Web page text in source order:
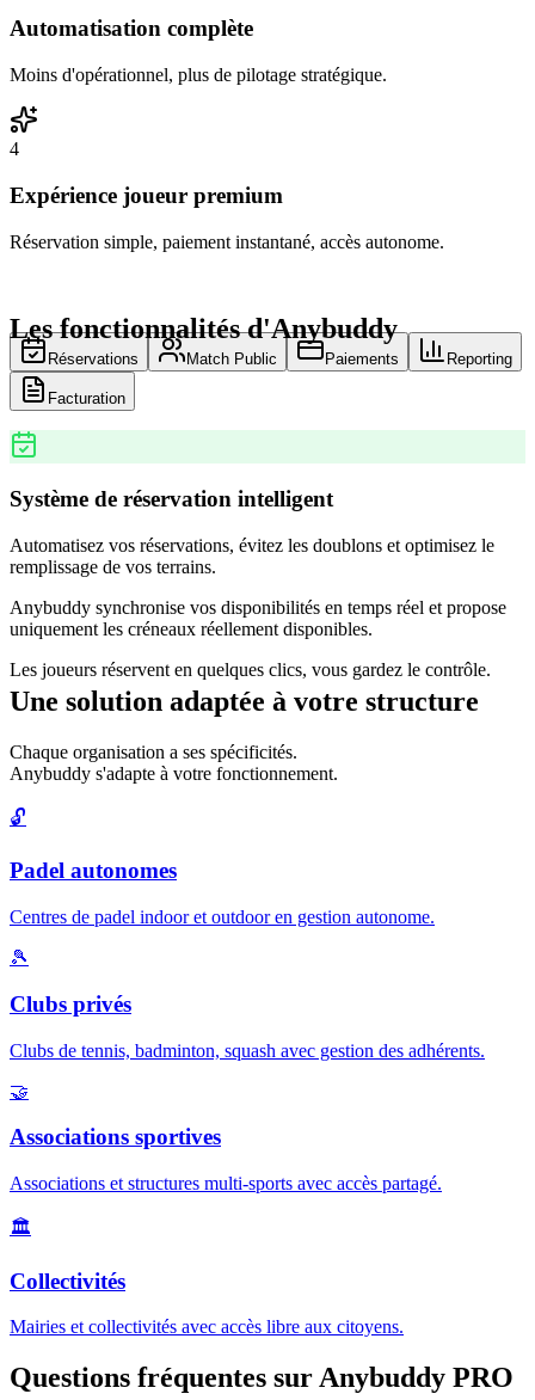
Automatisation complète
Moins d'opérationnel, plus de pilotage stratégique.
4
Expérience joueur premium
Réservation simple, paiement instantané, accès autonome.
Les fonctionnalités d'Anybuddy
Réservations Match Public Paiements Reporting
Facturation
Système de réservation intelligent
Automatisez vos réservations, évitez les doublons et optimisez le
remplissage de vos terrains.
Anybuddy synchronise vos disponibilités en temps réel et propose
uniquement les créneaux réellement disponibles.
Les joueurs réservent en quelques clics, vous gardez le contrôle.
Une solution adaptée à votre structure
Chaque organisation a ses spécificités.
Anybuddy s'adapte à votre fonctionnement.
🔓
Padel autonomes
Centres de padel indoor et outdoor en gestion autonome.
🎾
Clubs privés
Clubs de tennis, badminton, squash avec gestion des adhérents.
🤝
Associations sportives
Associations et structures multi-sports avec accès partagé.
🏛️
Collectivités
Mairies et collectivités avec accès libre aux citoyens.
Questions fréquentes sur Anybuddy PRO